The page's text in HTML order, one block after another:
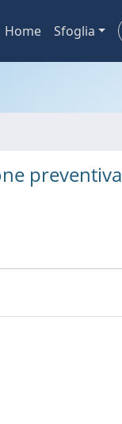
Home Sfoglia
preventiva